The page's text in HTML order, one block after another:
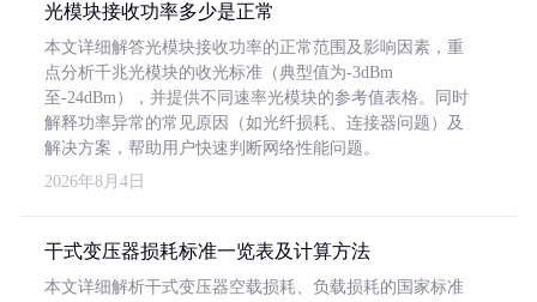
光模块接收功率多少是正常
本文详细解答光模块接收功率的正常范围及影响因素，重
点分析千兆光模块的收光标准（典型值为-3dBm
至-24dBm），并提供不同速率光模块的参考值表格。同时
解释功率异常的常见原因（如光纤损耗、连接器问题）及
解决方案，帮助用户快速判断网络性能问题。
2026年8月4日
干式变压器损耗标准一览表及计算方法
本文详细解析干式变压器空载损耗、负载损耗的国家标准